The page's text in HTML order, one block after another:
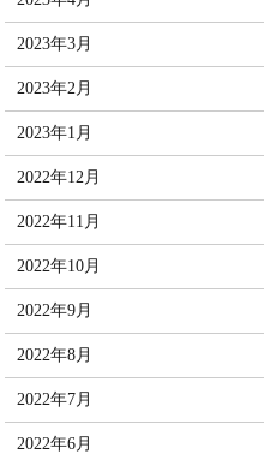
2023年3月
2023年2月
2023年1月
2022年12月
2022年11月
2022年10月
2022年9月
2022年8月
2022年7月
2022年6月